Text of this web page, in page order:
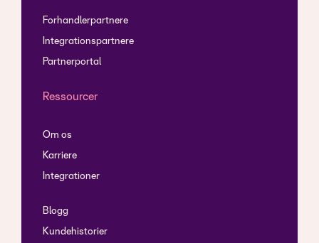
Forhandlerpartnere
Integrationspartnere
Partnerportal
Ressourcer
Om os
Karriere
Integrationer
Blogg
Kundehistorier